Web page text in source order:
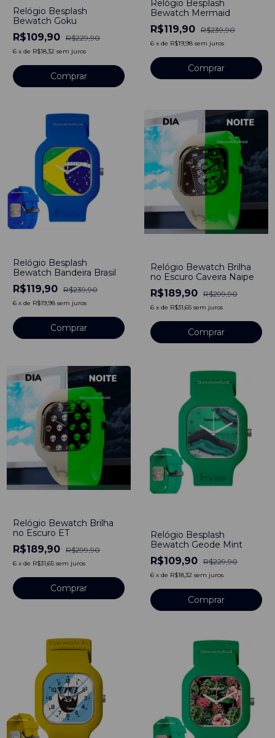
Relógio Besplash
Bewatch Goku
R$109,90 R$229,90
6 x de R$18,32 sem juros
Relógio Besplash
Bewatch Mermaid
R$119,90 R$239,90
6 x de R$19,98 sem juros
Relógio Besplash
Bewatch Bandeira Brasil
R$119,90 R$239,90
6 x de R$19,98 sem juros
Relógio Bewatch Brilha
no Escuro Caveira Naipe
R$189,90 R$299,90
6 x de R$31,65 sem juros
Relógio Bewatch Brilha
no Escuro ET
R$189,90 R$299,90
6 x de R$31,65 sem juros
Relógio Besplash
Bewatch Geode Mint
R$109,90 R$229,90
6 x de R$18,32 sem juros